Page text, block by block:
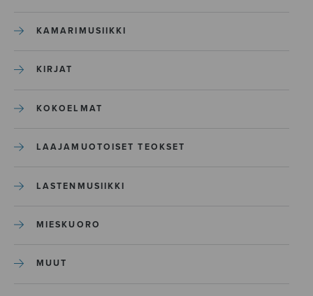
KAMARIMUSIIKKI
KIRJAT
KOKOELMAT
LAAJAMUOTOISET TEOKSET
LASTENMUSIIKKI
MIESKUORO
MUUT